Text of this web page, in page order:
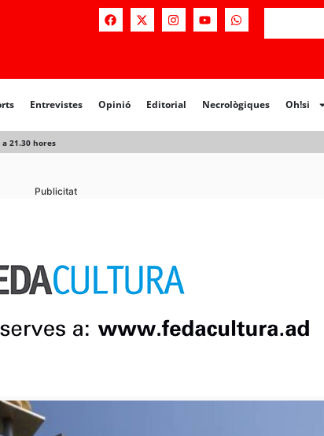
Entrevistes Opinió Editorial Necrològiques Oh!si
a 21.30 hores
Opinió Editorial Necrològiques
Publicitat